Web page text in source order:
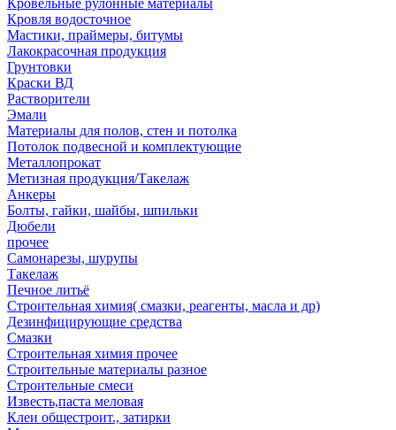
Кровельные рулонные материалы
Кровля водосточное
Мастики, праймеры, битумы
Лакокрасочная продукция
Грунтовки
Краски ВД
Растворители
Эмали
Материалы для полов, стен и потолка
Потолок подвесной и комплектующие
Металлопрокат
Метизная продукция/Такелаж
Анкеры
Болты, гайки, шайбы, шпильки
Дюбели
прочее
Самонарезы, шурупы
Такелаж
Печное литьё
Строительная химия( смазки, реагенты, масла и др)
Дезинфицирующие средства
Смазки
Строительная химия прочее
Строительные материалы разное
Строительные смеси
Известь,паста меловая
Клеи общестроит., затирки